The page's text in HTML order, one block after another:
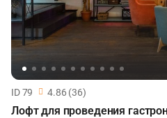
ID 79 4.86 (36)
Лофт для проведения